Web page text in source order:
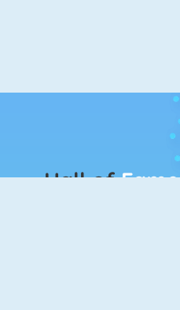
Hall ofFame